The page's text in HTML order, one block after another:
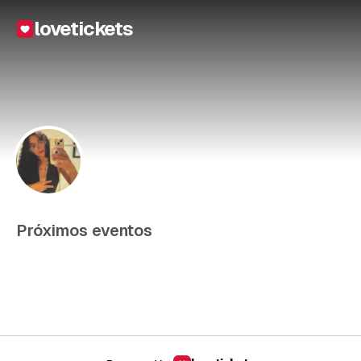
lovetickets
Próximos eventos